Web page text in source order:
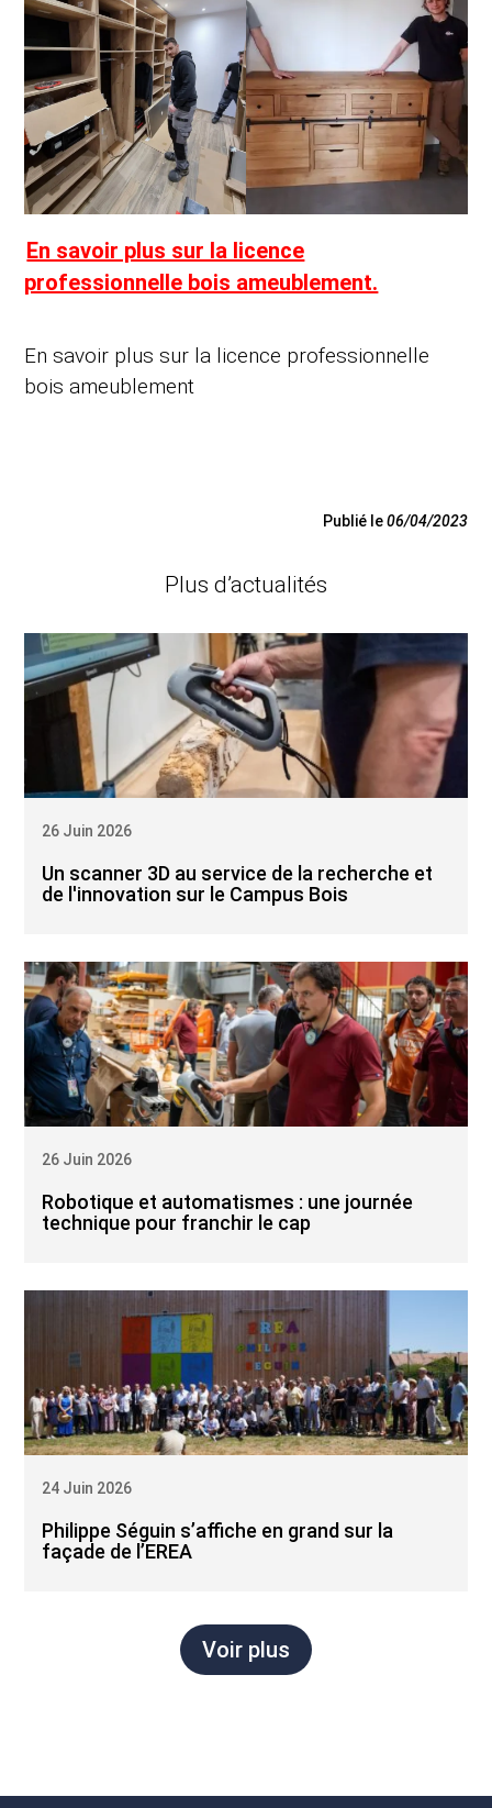
En savoir plus sur la licence
professionnelle bois ameublement.
En savoir plus sur la licence professionnelle
bois ameublement
Publié le06/04/2023
Plus d’actualités
Un scanner 3D au service de la recherche et
de l'innovation sur le Campus Bois
26 Juin 2026
Robotique et automatismes : une journée
technique pour franchir le cap
26 Juin 2026
Philippe Séguin s’affiche en grand sur la
façade de l’EREA
24 Juin 2026
Voir plus